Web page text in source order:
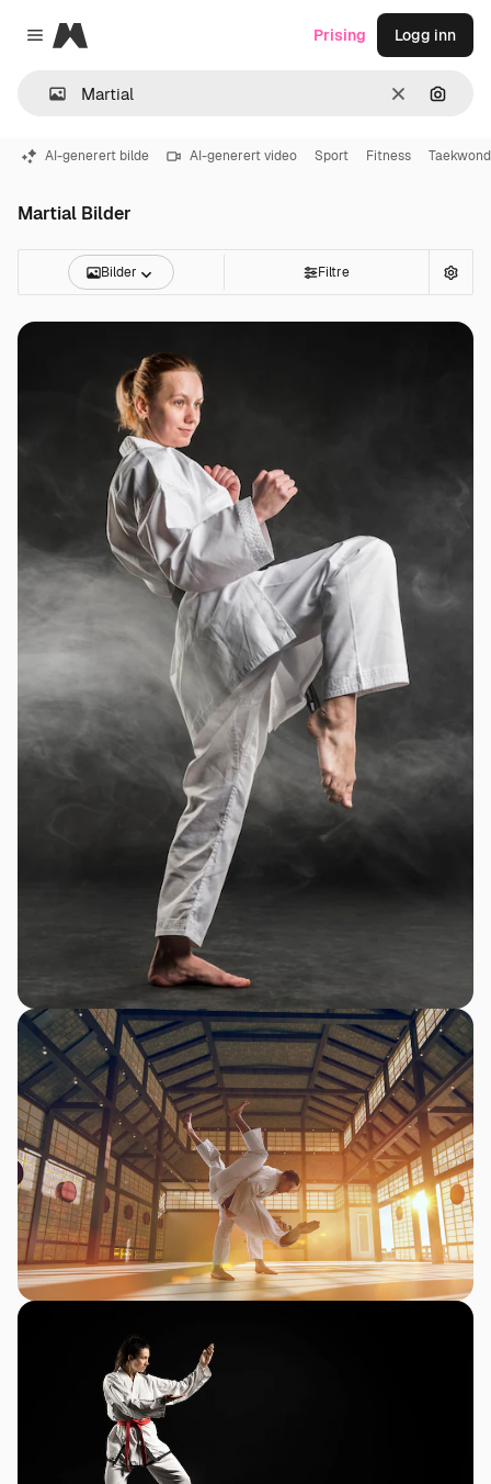
Close menu
Magnific
Slett Søk
Prising Logg inn
AI-generert bilde AI-generert video Sport Fitness
Martial Bilder
Bilder Filtre